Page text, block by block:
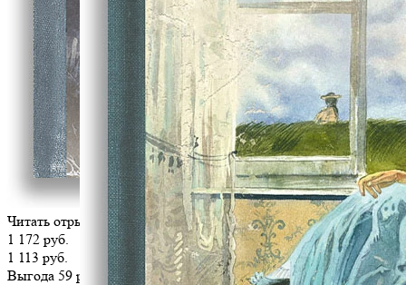
Читать отрывок
1 172 руб.
1 113 руб.
Выгода 59 руб.